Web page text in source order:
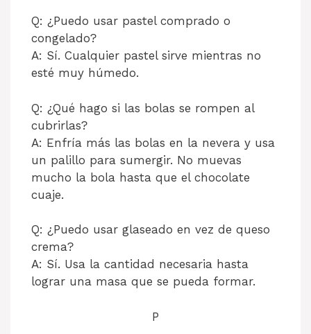
Q: ¿Puedo usar pastel comprado o
congelado?
A: Sí. Cualquier pastel sirve mientras no
esté muy húmedo.
Q: ¿Qué hago si las bolas se rompen al
cubrirlas?
A: Enfría más las bolas en la nevera y usa
un palillo para sumergir. No muevas
mucho la bola hasta que el chocolate
cuaje.
Q: ¿Puedo usar glaseado en vez de queso
crema?
A: Sí. Usa la cantidad necesaria hasta
lograr una masa que se pueda formar.
P